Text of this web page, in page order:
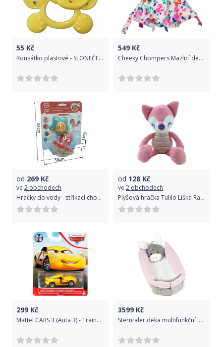
55 Kč
Kousátko plastové - SLONEČEK žlutý - EVK
549 Kč
Cheeky Chompers Mazlicí dečka Winter Bloom COMFORTCHEW
od 269 Kč
ve 2 obchodech
Hračky do vody - stříkací chobotnice s hvězdicí
od 128 Kč
ve 2 obchodech
Plyšová hračka Tulilo Liška Rajan, 23 cm - růžová
299 Kč
Mattel CARS 3 (Auta 3) - Trainer Cruz Ramirez Nr. 51 (Cruz Ramirézová)
3599 Kč
Sterntaler deka multifunkční 'hnízdečko' oslík Emma, 100 x 130 cm, 9131838